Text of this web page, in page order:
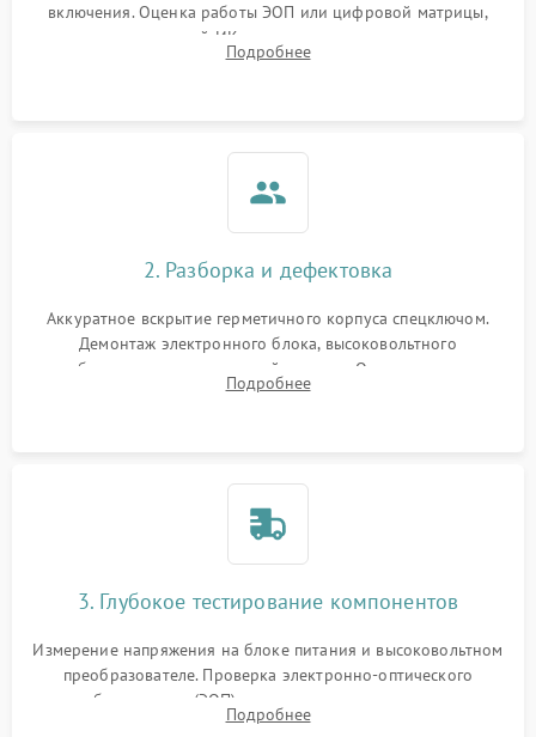
включения. Оценка работы ЭОП или цифровой матрицы,
проверка встроенной ИК-подсветки и механизма выверки
прицельной сетки. Выявление видимых дефектов оптики и
Подробнее
2. Разборка и дефектовка
Аккуратное вскрытие герметичного корпуса спецключом.
Демонтаж электронного блока, высоковольтного
преобразователя и оптической системы. Осмотр контактов
на окисление и проверка целостности уплотнительных
Подробнее
3. Глубокое тестирование компонентов
Измерение напряжения на блоке питания и высоковольтном
преобразователе. Проверка электронно-оптического
преобразователя (ЭОП) на стенде на предмет эмиссии,
шумов и засветок. Диагностика микросхем цифровых
Подробнее